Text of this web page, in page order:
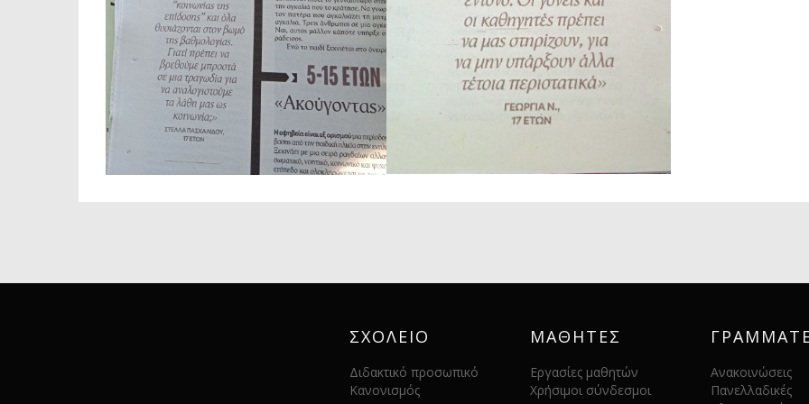
ΣΧΟΛΕΙΟ
Διδακτικό προσωπικό
Κανονισμός
ΜΑΘΗΤΕΣ
Εργασίες μαθητών
Χρήσιμοι σύνδεσμοι
Ανακοινώσεις
Πανελλαδικές